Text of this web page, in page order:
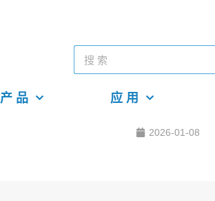
产 品 应 用
2026-01-08